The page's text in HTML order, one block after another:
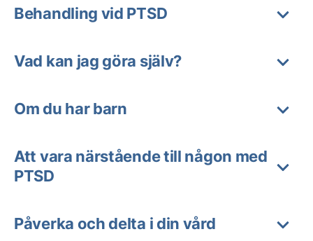
Behandling vid PTSD
Vad kan jag göra själv?
Om du har barn
Att vara närstående till någon med
PTSD
Påverka och delta i din vård